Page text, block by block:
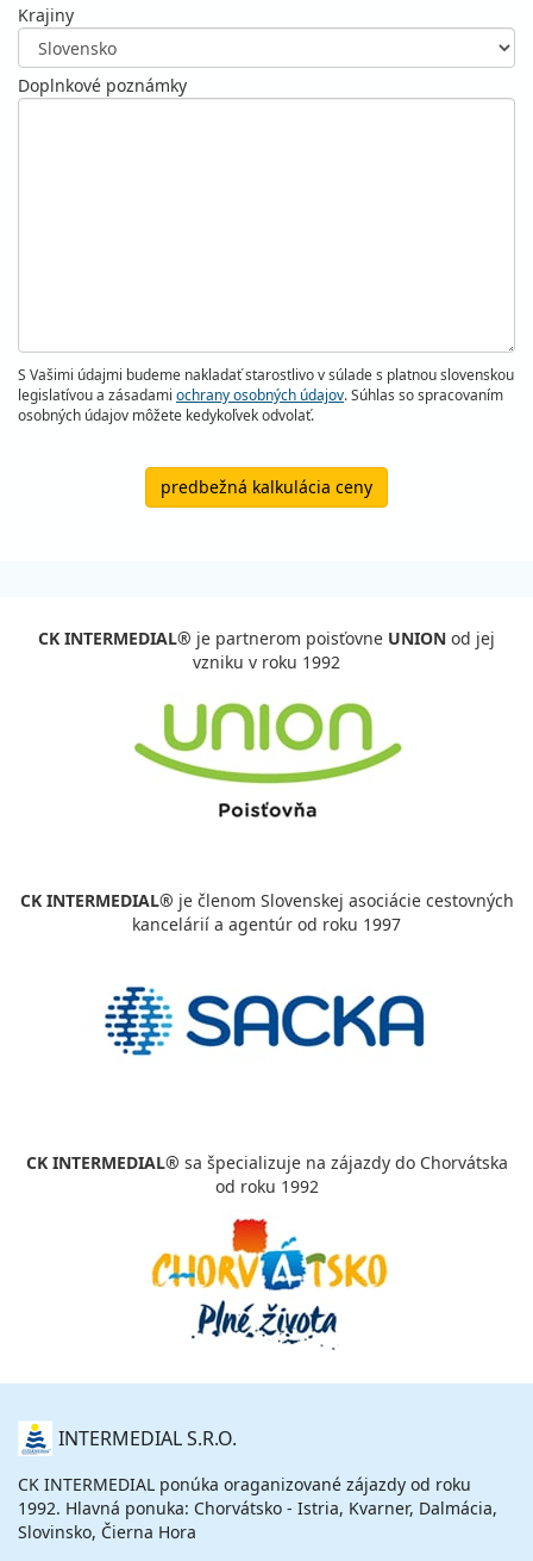
Krajiny
Doplnkové poznámky
S Vašimi údajmi budeme nakladať starostlivo v súlade s platnou slovenskou
legislatívou a zásadami ochrany osobných údajov. Súhlas so spracovaním
osobných údajov môžete kedykoľvek odvolať.
predbežná kalkulácia ceny
CK INTERMEDIAL® je partnerom poisťovne UNION od jej
vzniku v roku 1992
CK INTERMEDIAL® je členom Slovenskej asociácie cestovných
kancelárií a agentúr od roku 1997
CK INTERMEDIAL® sa špecializuje na zájazdy do Chorvátska
od roku 1992
O
NÁS INTERMEDIAL S.R.O.
CK INTERMEDIAL ponúka oraganizované zájazdy od roku
1992. Hlavná ponuka: Chorvátsko - Istria, Kvarner, Dalmácia,
Slovinsko, Čierna Hora